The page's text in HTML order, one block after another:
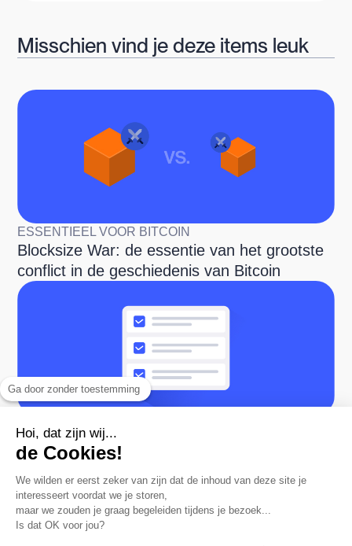
Ga door zonder toestemming
de Cookies!
inhoud van deze site je interesseert voordat
we je storen,
maar we zouden je graag begeleiden tijdens je bezoek...
Is dat OK voor jou?
Misschien vind je deze items leuk
ESSENTIEEL VOOR BITCOIN
Blocksize War: de essentie van het grootste
conflict in de geschiedenis van Bitcoin
Checklist met essentiële tools voor de
Bitcoin-gebruiker